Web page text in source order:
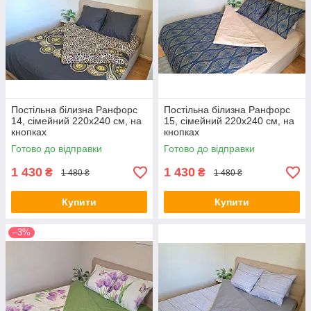
Постільна білизна Ранфорс
14, сімейний 220х240 см, на
кнопках
Готово до відправки
1 430 ₴ 1 480 ₴
Купити
Постільна білизна Ранфорс
15, сімейний 220х240 см, на
кнопках
Готово до відправки
1 430 ₴ 1 480 ₴
Купити
–3%